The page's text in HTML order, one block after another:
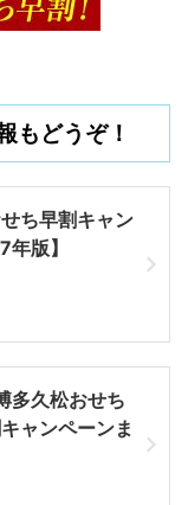
録さえすれ
ポンを利用出
。
もどうぞ！
ち早割キャン
版】
多久松おせち
ャンペーンま